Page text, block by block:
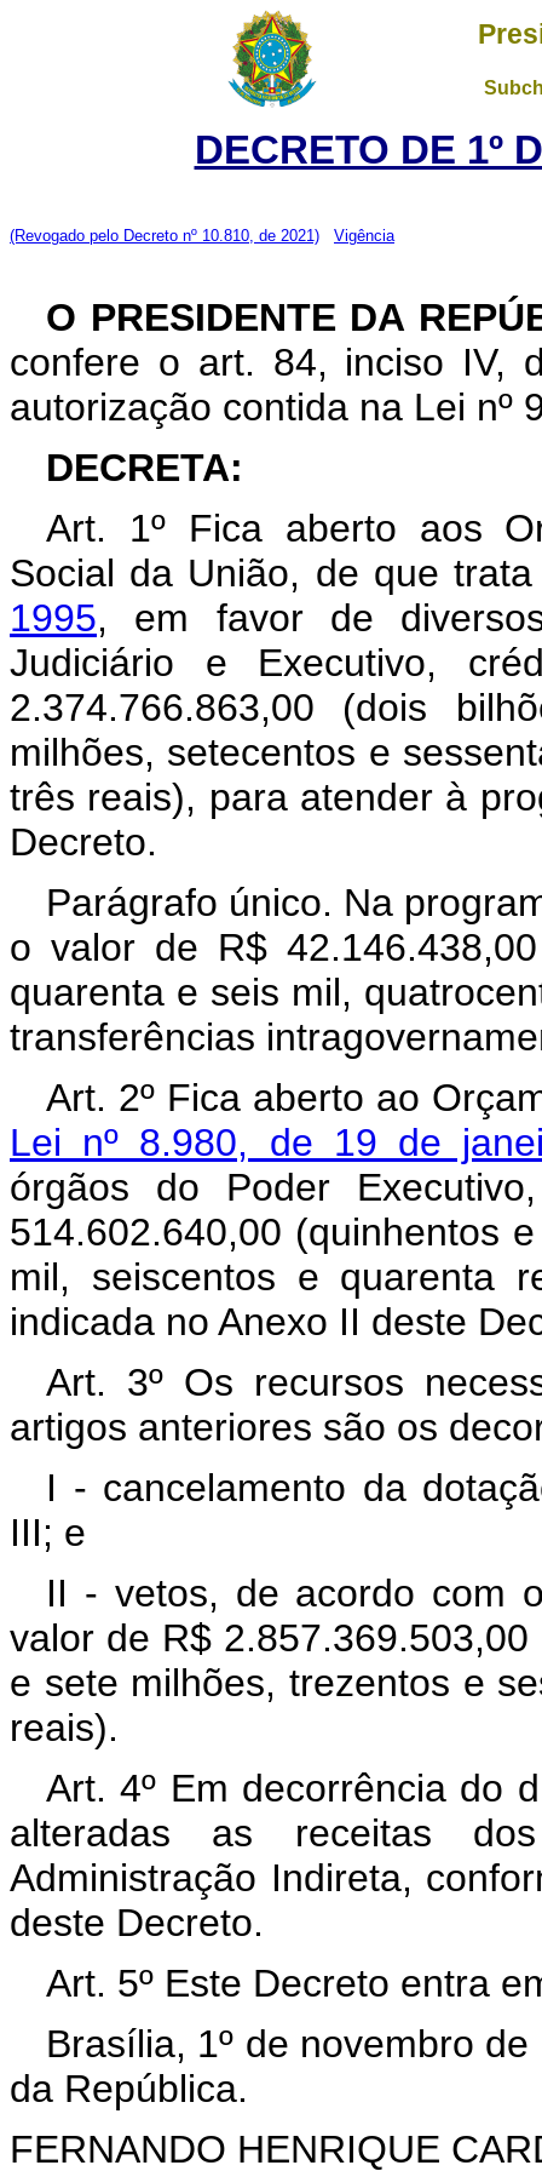
DECRETO DE 1º
(Revogado pelo Decreto nº 10.810, de 2021) Vigência
O PRESIDENTE DA
confere o art. 84, inciso IV,
autorização contida na Lei nº
DECRETA:
Art. 1º Fica aberto aos
Social da União, de que
1995, em favor de
Judiciário e Executivo,
2.374.766.863,00 (dois
milhões, setecentos e
três reais), para atender à
Decreto.
Parágrafo único. Na
o valor de R$
quarenta e seis mil,
transferências
Art. 2º Fica aberto ao
Lei nº 8.980, de 19 de
órgãos do Poder
514.602.640,00 (quinhentos
mil, seiscentos e quarenta
indicada no Anexo II deste
Art. 3º Os recursos
artigos anteriores são os
I - cancelamento da
III; e
II - vetos, de acordo com
valor de R$
e sete milhões, trezentos e
reais).
Art. 4º Em decorrência do
alteradas as receitas
Administração Indireta,
deste Decreto.
Art. 5º Este Decreto entra
Brasília, 1º de novembro
da República.
FERNANDO HENRIQUE